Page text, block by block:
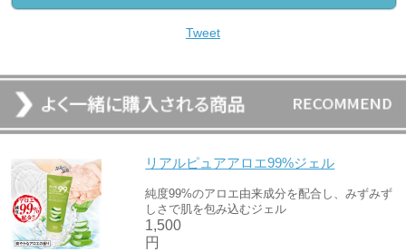
Tweet
リアルピュアアロエ99%ジェル
純度99%のアロエ由来成分を配合し、みずみず
しさで肌を包み込むジェル
1,500
円